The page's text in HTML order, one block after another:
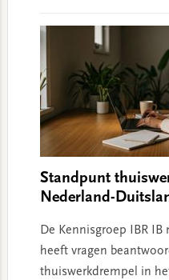
Standpunt
Nederland-
De Kennisgroep IBR
heeft vragen
thuiswerkdrempel in